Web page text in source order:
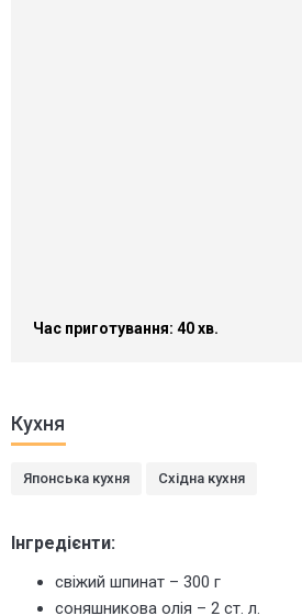
Час приготування: 40 хв.
Кухня
Японська кухня Східна кухня
Інгредієнти:
свіжий шпинат – 300 г
соняшникова олія – 2 ст. л.